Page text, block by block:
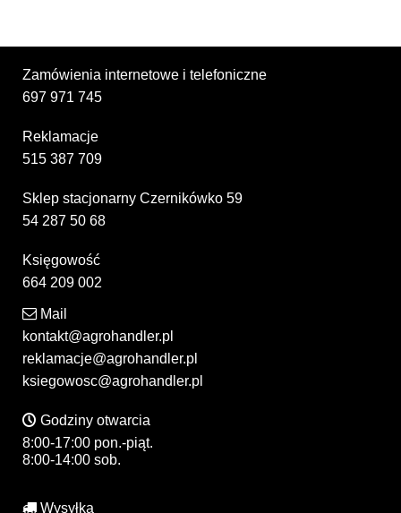
Zamówienia internetowe i telefoniczne
697 971 745
Reklamacje
515 387 709
Sklep stacjonarny Czernikówko 59
54 287 50 68
Księgowość
664 209 002
Mail
kontakt@agrohandler.pl
reklamacje@agrohandler.pl
ksiegowosc@agrohandler.pl
Godziny otwarcia
8:00-17:00 pon.-piąt.
8:00-14:00 sob.
Wysyłka